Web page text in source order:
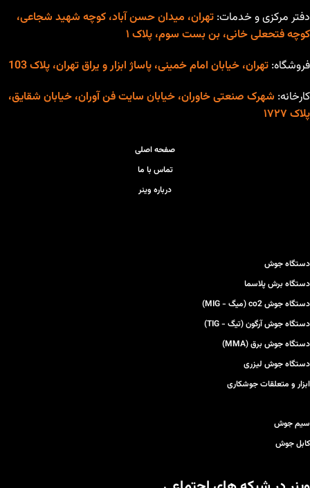
مدار در برابر نوسانات برق و
جلوگیری از برق گرفتگی
بدنه فلزی مستحکم
قابلیت جوشکاری با کیفیت بالا
ویژگی های نسل جدید
امکان انتخاب الکترود
آرگون خراشی
دفتر مرکزی و خدمات: تهران، میدان حسن آباد، کوچه شهید شجاعی،
کوچه فتحعلی خانی، بن بست سوم، پلاک ۱
فروشگاه: تهران، خیابان امام خمینی، پاساژ ابزار و یراق تهران، پلاک 103
کارخانه: شهرک صنعتی خاوران، خیابان سایت فن آوران، خیابان شقایق،
پلاک ۱۷۲۷
صفحه اصلی
تماس با ما
درباره وینر
دستگاه جوش
دستگاه برش پلاسما
دستگاه جوش co2 (میگ - MIG)
دستگاه جوش آرگون (تیگ - TIG)
دستگاه جوش برق (MMA)
دستگاه جوش لیزری
ابزار و متعلقات جوشکاری
سیم جوش
کابل جوش